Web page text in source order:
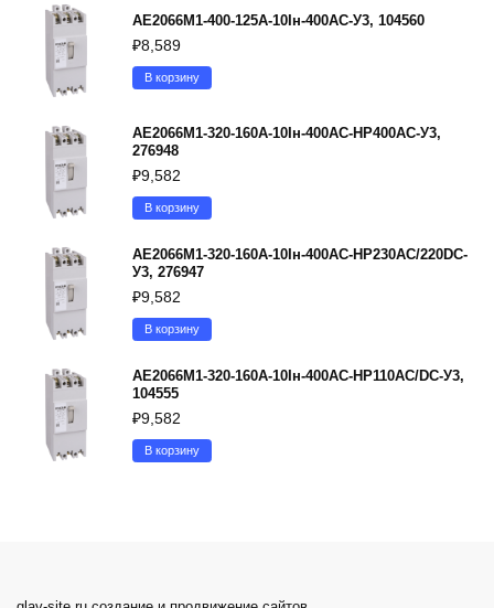
АЕ2066М1-400-125А-10Iн-400AC-У3, 104560
₽8,589
В корзину
АЕ2066М1-320-160А-10Iн-400AC-НР400AC-У3,
276948
₽9,582
В корзину
АЕ2066М1-320-160А-10Iн-400AC-НР230AC/220DC-
У3, 276947
₽9,582
В корзину
АЕ2066М1-320-160А-10Iн-400AC-НР110AC/DC-У3,
104555
₽9,582
В корзину